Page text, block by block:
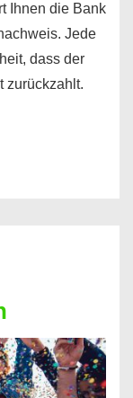
Ihnen die Bank
Jede
dass der
zurückzahlt.